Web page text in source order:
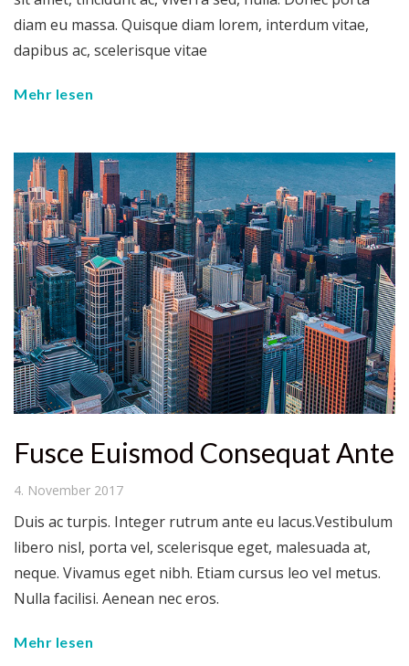
diam eu massa. Quisque diam lorem, interdum vitae,
dapibus ac, scelerisque vitae
Mehr lesen
Fusce Euismod Consequat Ante
4. November 2017
Duis ac turpis. Integer rutrum ante eu lacus.Vestibulum
libero nisl, porta vel, scelerisque eget, malesuada at,
neque. Vivamus eget nibh. Etiam cursus leo vel metus.
Nulla facilisi. Aenean nec eros.
Mehr lesen